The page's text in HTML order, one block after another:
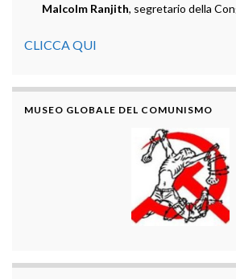
Malcolm Ranjith, segretario della
CLICCA QUI
MUSEO GLOBALE DEL COMUNISMO